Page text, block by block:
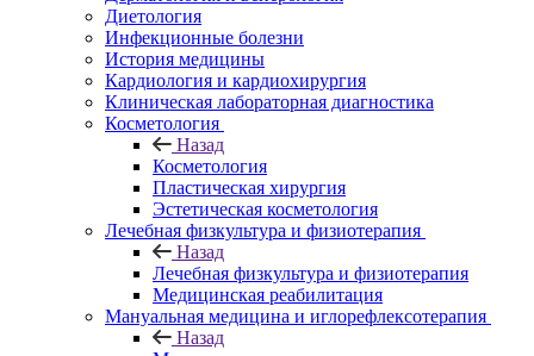
Диетология
Инфекционные болезни
История медицины
Кардиология и кардиохирургия
Клиническая лабораторная диагностика
Косметология
Назад
Косметология
Пластическая хирургия
Эстетическая косметология
Лечебная физкультура и физиотерапия
Назад
Лечебная физкультура и физиотерапия
Медицинская реабилитация
Мануальная медицина и иглорефлексотерапия
Назад